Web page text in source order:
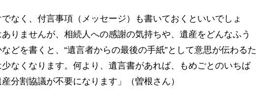
でなく、付言事項（メッセージ）も書いておくといいでしょ
りませんが、相続人への感謝の気持ちや、遺産をどんなふう
どを書くと、“遺言者からの最後の手紙”として意思が伝わるた
なくなります。何より、遺言書があれば、もめごとのいちば
分割協議が不要になります」（曽根さん）